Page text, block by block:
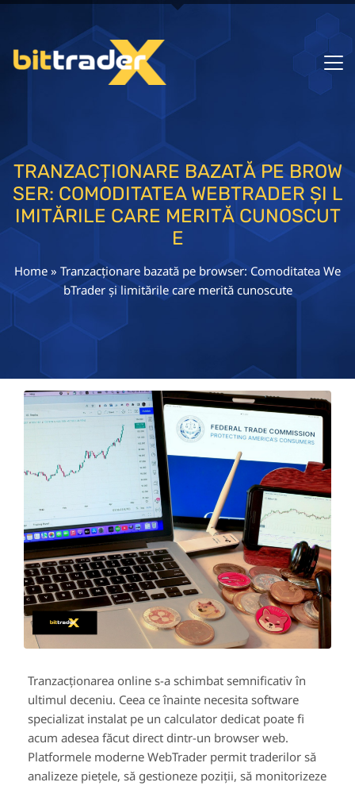
TRANZACȚIONARE BAZATĂ PE BROW
SER: COMODITATEA WEBTRADER ȘI L
IMITĂRILE CARE MERITĂ CUNOSCUT
E
Home » Tranzacționare bazată pe browser: Comoditatea We
bTrader și limitările care merită cunoscute
Tranzacționarea online s-a schimbat semnificativ în
ultimul deceniu. Ceea ce înainte necesita software
specializat instalat pe un calculator dedicat poate fi
acum adesea făcut direct dintr-un browser web.
Platformele moderne WebTrader permit traderilor să
analizeze piețele, să gestioneze poziții, să monitorizeze